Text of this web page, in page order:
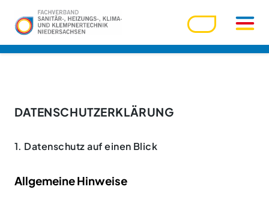
Passwort
DATENSCHUTZERKLÄRUNG
1. Datenschutz auf einen Blick
Allgemeine Hinweise